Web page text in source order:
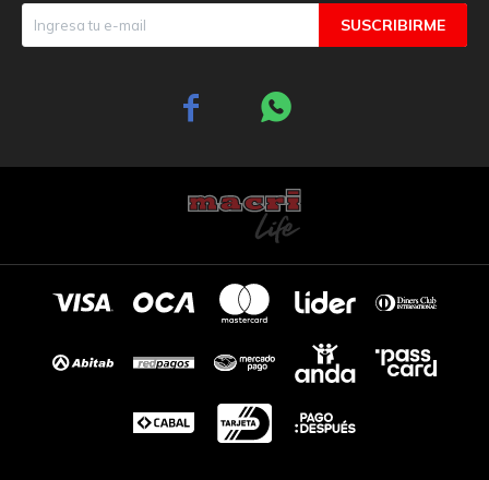
SUSCRIBIRME
 